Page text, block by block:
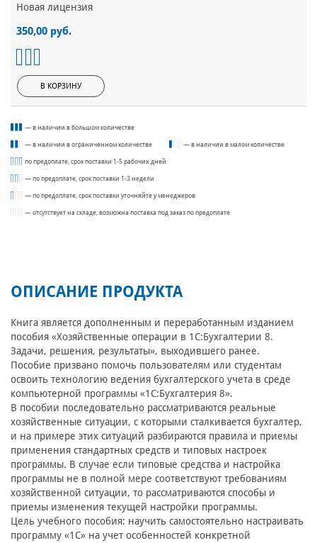
Новая лицензия
350,00 руб.
В КОРЗИНУ
— в наличии в большом количестве
— в наличии в ограниченном количестве — в наличии в малом количестве
по предоплате, срок поставки 1-5 рабочих дней
— по предоплате, срок поставки 1-3 недели
— по предоплате, срок поставки уточняйте у менеджеров
— отсутствует на складе, возможна поставка под заказ по предоплате
ОПИСАНИЕ ПРОДУКТА
Книга является дополненным и переработанным изданием
пособия «Хозяйственные операции в 1С:Бухгалтерии 8.
Задачи, решения, результаты», выходившего ранее.
Пособие призвано помочь пользователям или студентам
освоить технологию ведения бухгалтерского учета в среде
компьютерной программы «1С:Бухгалтерия 8».
В пособии последовательно рассматриваются реальные
хозяйственные ситуации, с которыми сталкивается бухгалтер,
и на примере этих ситуаций разбираются правила и приемы
применения стандартных средств и типовых настроек
программы. В случае если типовые средства и настройка
программы не в полной мере соответствуют требованиям
хозяйственной ситуации, то рассматриваются способы и
приемы изменения текущей настройки программы.
Цель учебного пособия: научить самостоятельно настраивать
программу «1С» на учет особенностей конкретной